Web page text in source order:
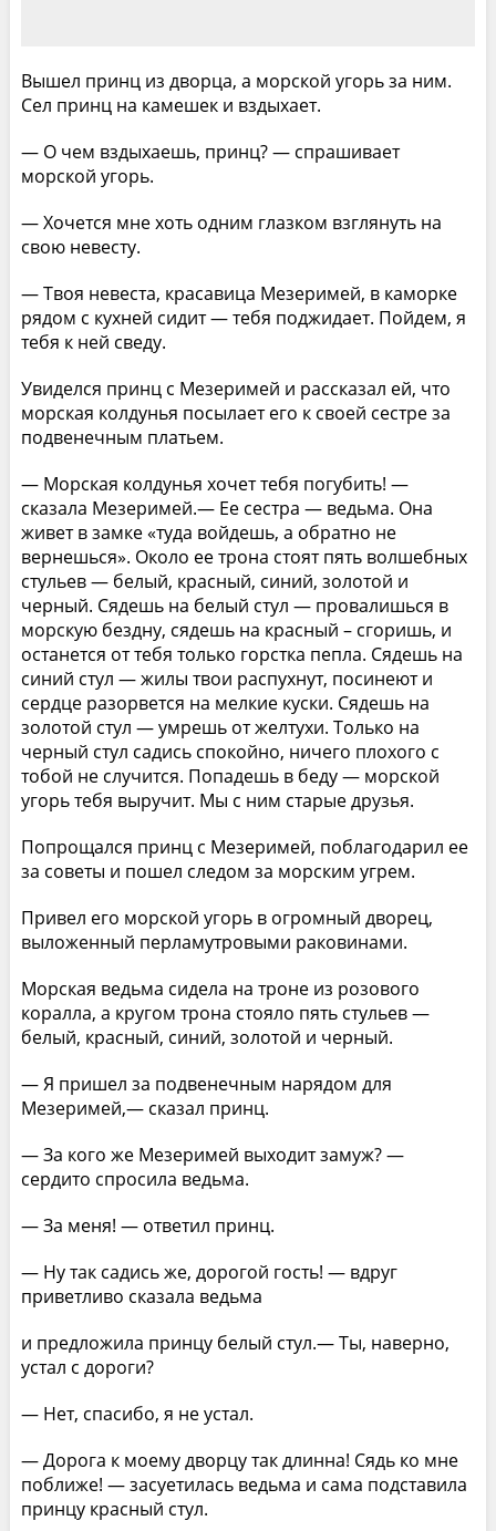
Вышел принц из дворца, а морской угорь за ним.
Сел принц на камешек и вздыхает.
— О чем вздыхаешь, принц? — спрашивает
морской угорь.
— Хочется мне хоть одним глазком взглянуть на
свою невесту.
— Твоя невеста, красавица Мезеримей, в каморке
рядом с кухней сидит — тебя поджидает. Пойдем, я
тебя к ней сведу.
Увиделся принц с Мезеримей и рассказал ей, что
морская колдунья посылает его к своей сестре за
подвенечным платьем.
— Морская колдунья хочет тебя погубить! —
сказала Мезеримей.— Ее сестра — ведьма. Она
живет в замке «туда войдешь, а обратно не
вернешься». Около ее трона стоят пять волшебных
стульев — белый, красный, синий, золотой и
черный. Сядешь на белый стул — провалишься в
морскую бездну, сядешь на красный – сгоришь, и
останется от тебя только горстка пепла. Сядешь на
синий стул — жилы твои распухнут, посинеют и
сердце разорвется на мелкие куски. Сядешь на
золотой стул — умрешь от желтухи. Только на
черный стул садись спокойно, ничего плохого с
тобой не случится. Попадешь в беду — морской
угорь тебя выручит. Мы с ним старые друзья.
Попрощался принц с Мезеримей, поблагодарил ее
за советы и пошел следом за морским угрем.
Привел его морской угорь в огромный дворец,
выложенный перламутровыми раковинами.
Морская ведьма сидела на троне из розового
коралла, а кругом трона стояло пять стульев —
белый, красный, синий, золотой и черный.
— Я пришел за подвенечным нарядом для
Мезеримей,— сказал принц.
— За кого же Мезеримей выходит замуж? —
сердито спросила ведьма.
— За меня! — ответил принц.
— Ну так садись же, дорогой гость! — вдруг
приветливо сказала ведьма
и предложила принцу белый стул.— Ты, наверно,
устал с дороги?
— Нет, спасибо, я не устал.
— Дорога к моему дворцу так длинна! Сядь ко мне
поближе! — засуетилась ведьма и сама подставила
принцу красный стул.